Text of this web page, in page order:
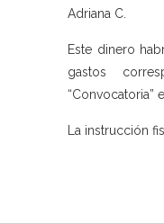
Adriana C.
Este dinero
gastos
“Convocatoria”
La instrucción